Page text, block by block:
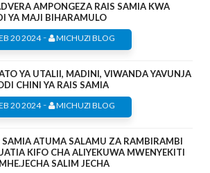
AMPONGEZA RAIS SAMIA KWA
YA MAJI BIHARAMULO
20 2024- MICHUZI BLOG
YA UTALII, MADINI, VIWANDA YAVUNJA
CHINI YA RAIS SAMIA
20 2024- MICHUZI BLOG
SAMIA ATUMA SALAMU ZA RAMBIRAMBI
KIFO CHA ALIYEKUWA MWENYEKITI
SALIM JECHA